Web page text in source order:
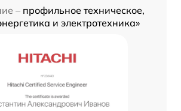
– профильное техническое,
и электротехника»